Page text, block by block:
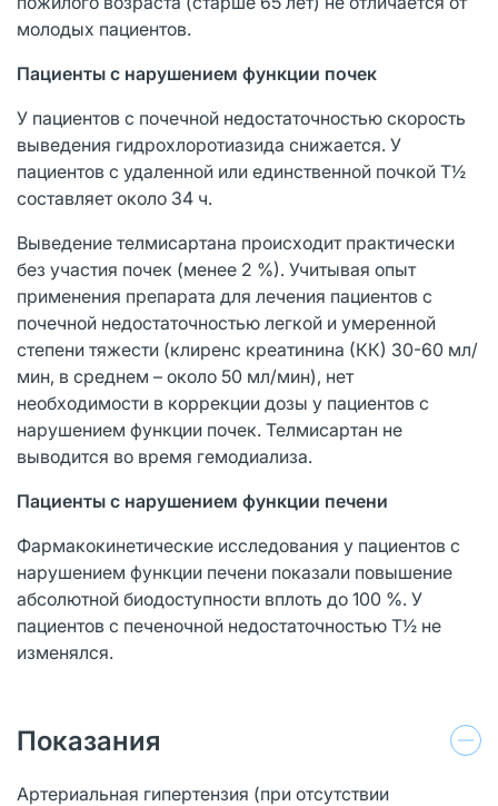
молодых пациентов.
Пациенты с нарушением функции почек
У пациентов с почечной недостаточностью скорость
выведения гидрохлоротиазида снижается. У
пациентов с удаленной или единственной почкой Т½
составляет около 34 ч.
Выведение телмисартана происходит практически
без участия почек (менее 2 %). Учитывая опыт
применения препарата для лечения пациентов с
почечной недостаточностью легкой и умеренной
степени тяжести (клиренс креатинина (КК) 30-60 мл/
мин, в среднем – около 50 мл/мин), нет
необходимости в коррекции дозы у пациентов с
нарушением функции почек. Телмисартан не
выводится во время гемодиализа.
Пациенты с нарушением функции печени
Фармакокинетические исследования у пациентов с
нарушением функции печени показали повышение
абсолютной биодоступности вплоть до 100 %. У
пациентов с печеночной недостаточностью Т½ не
изменялся.
Показания
Артериальная гипертензия (при отсутствии